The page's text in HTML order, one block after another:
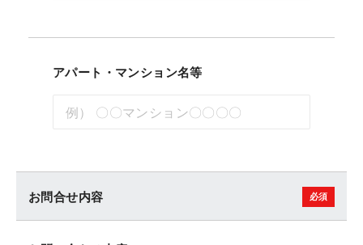
アパート・マンション名等
お問合せ内容